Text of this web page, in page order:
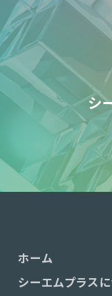
シ
ホーム
シーエムプラス